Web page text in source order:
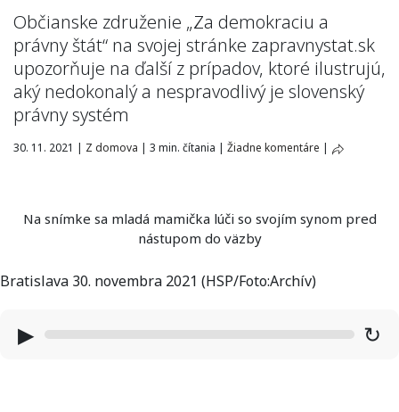
Občianske združenie „Za demokraciu a
právny štát“ na svojej stránke zapravnystat.sk
upozorňuje na ďalší z prípadov, ktoré ilustrujú,
aký nedokonalý a nespravodlivý je slovenský
právny systém
30. 11. 2021 | Z domova | 3 min. čítania | Žiadne komentáre |
Na snímke sa mladá mamička lúči so svojím synom pred
nástupom do väzby
Bratislava 30. novembra 2021 (HSP/Foto:Archív)
▶ ↻